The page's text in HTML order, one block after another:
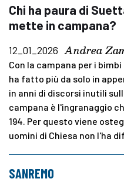
Chi ha paura di
mette in campana?
12_01_2026 Andrea
Con la campana per i
ha fatto più da solo in
in anni di discorsi inutili
campana è l'ingranaggio
194. Per questo viene
uomini di Chiesa non l'ha
SANREMO